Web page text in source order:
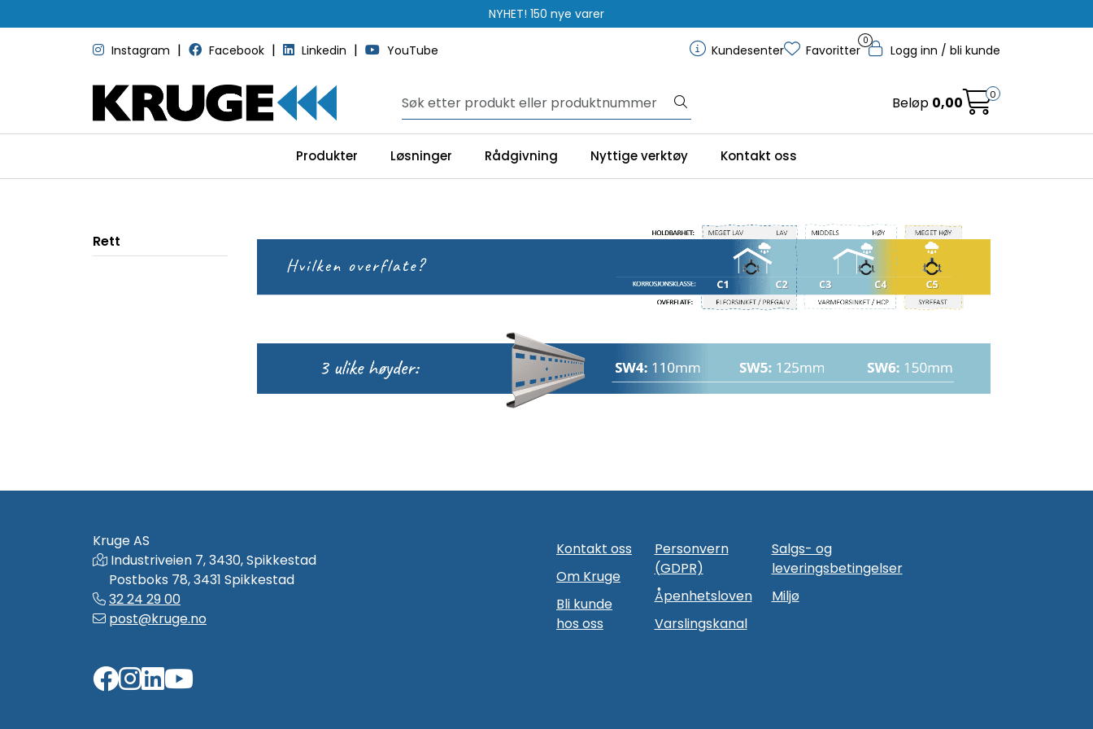
NYHET! 150 nye varer
Instagram | Facebook | Linkedin | YouTube Kundesenter
0
Favoritter Logg inn / bli kunde
Beløp 0,00 0
Produkter Løsninger Rådgivning Nyttige verktøy Kontakt oss
Rett
Kruge AS
Industriveien 7, 3430, Spikkestad
Postboks 78, 3431 Spikkestad
32 24 29 00
post@kruge.no
Kontakt oss
Om Kruge
Bli kunde
hos oss
Personvern
(GDPR)
Åpenhetsloven
Varslingskanal
Salgs- og
leveringsbetingelser
Miljø